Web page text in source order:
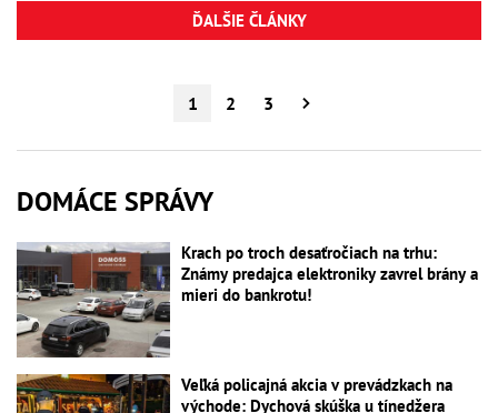
ĎALŠIE ČLÁNKY
1 2 3
DOMÁCE SPRÁVY
Krach po troch desaťročiach na trhu:
Známy predajca elektroniky zavrel brány a
mieri do bankrotu!
Veľká policajná akcia v prevádzkach na
východe: Dychová skúška u tínedžera